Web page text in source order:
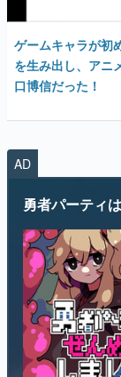
ゲームキャラが初
を生み出し、アニ
口博信だった！
AD
勇者パーティ